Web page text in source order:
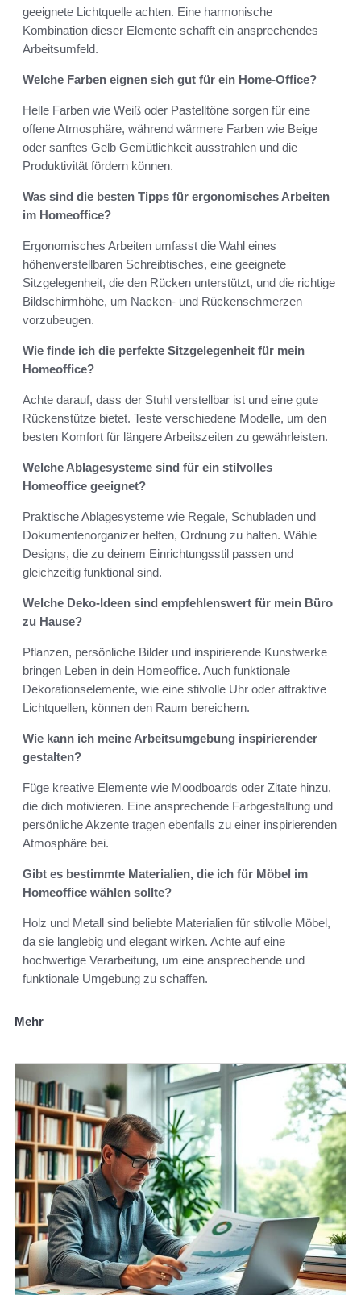
geeignete Lichtquelle achten. Eine harmonische
Kombination dieser Elemente schafft ein ansprechendes
Arbeitsumfeld.
Welche Farben eignen sich gut für ein Home-Office?
Helle Farben wie Weiß oder Pastelltöne sorgen für eine
offene Atmosphäre, während wärmere Farben wie Beige
oder sanftes Gelb Gemütlichkeit ausstrahlen und die
Produktivität fördern können.
Was sind die besten Tipps für ergonomisches Arbeiten
im Homeoffice?
Ergonomisches Arbeiten umfasst die Wahl eines
höhenverstellbaren Schreibtisches, eine geeignete
Sitzgelegenheit, die den Rücken unterstützt, und die richtige
Bildschirmhöhe, um Nacken- und Rückenschmerzen
vorzubeugen.
Wie finde ich die perfekte Sitzgelegenheit für mein
Homeoffice?
Achte darauf, dass der Stuhl verstellbar ist und eine gute
Rückenstütze bietet. Teste verschiedene Modelle, um den
besten Komfort für längere Arbeitszeiten zu gewährleisten.
Welche Ablagesysteme sind für ein stilvolles
Homeoffice geeignet?
Praktische Ablagesysteme wie Regale, Schubladen und
Dokumentenorganizer helfen, Ordnung zu halten. Wähle
Designs, die zu deinem Einrichtungsstil passen und
gleichzeitig funktional sind.
Welche Deko-Ideen sind empfehlenswert für mein Büro
zu Hause?
Pflanzen, persönliche Bilder und inspirierende Kunstwerke
bringen Leben in dein Homeoffice. Auch funktionale
Dekorationselemente, wie eine stilvolle Uhr oder attraktive
Lichtquellen, können den Raum bereichern.
Wie kann ich meine Arbeitsumgebung inspirierender
gestalten?
Füge kreative Elemente wie Moodboards oder Zitate hinzu,
die dich motivieren. Eine ansprechende Farbgestaltung und
persönliche Akzente tragen ebenfalls zu einer inspirierenden
Atmosphäre bei.
Gibt es bestimmte Materialien, die ich für Möbel im
Homeoffice wählen sollte?
Holz und Metall sind beliebte Materialien für stilvolle Möbel,
da sie langlebig und elegant wirken. Achte auf eine
hochwertige Verarbeitung, um eine ansprechende und
funktionale Umgebung zu schaffen.
Mehr